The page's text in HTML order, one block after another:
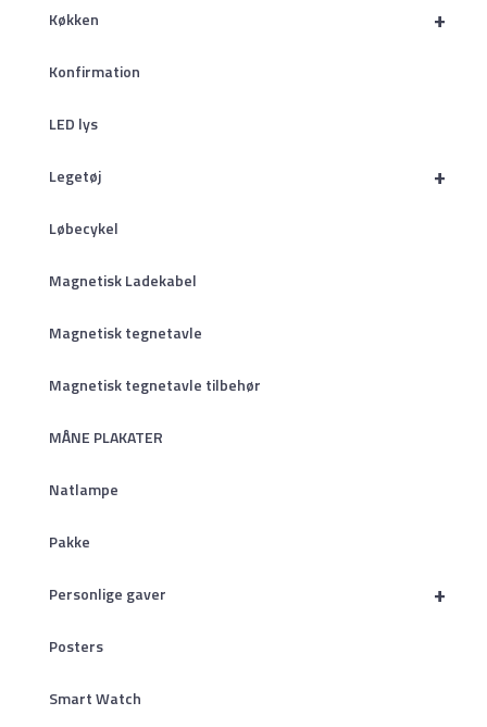
+
Køkken
Konfirmation
LED lys
+
Legetøj
Løbecykel
Magnetisk Ladekabel
Magnetisk tegnetavle
Magnetisk tegnetavle tilbehør
MÅNE PLAKATER
Natlampe
Pakke
+
Personlige gaver
Posters
Smart Watch